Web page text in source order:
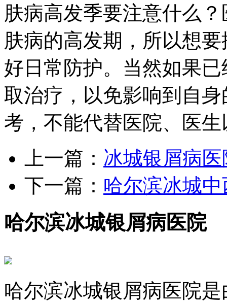
肤病高发季要注意什么
肤病的高发期，所以想
好日常防护。当然如果
取治疗，以免影响到自
考，不能代替医院、医
上一篇： 冰城银屑病
下一篇： 哈尔滨冰城
哈尔滨冰城银屑病医院
哈尔滨冰城银屑病医院